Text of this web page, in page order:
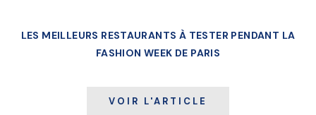
LES MEILLEURS RESTAURANTS À TESTER PENDANT LA
FASHION WEEK DE PARIS
VOIR L'ARTICLE